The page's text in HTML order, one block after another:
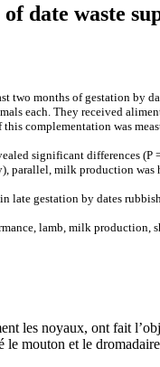
date waste
two months of gestation by
each. They received
complementation was
significant differences
parallel, milk production was
late gestation by dates
lamb, milk production,
les noyaux, ont fait
le mouton et le